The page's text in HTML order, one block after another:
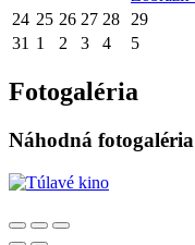
24 25 26 27 28 29
31 1 2 3 4 5
Fotogaléria
Náhodná fotogaléria